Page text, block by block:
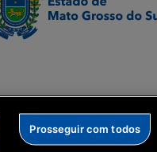
Prosseguir com todos